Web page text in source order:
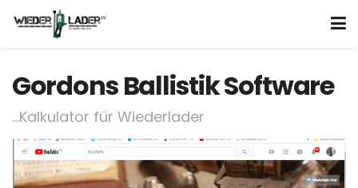
Gordons Ballistik Software
...Kalkulator für Wiederlader